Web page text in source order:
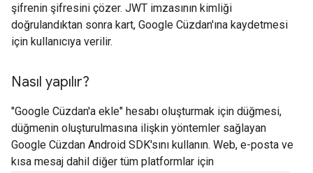
şifrenin şifresini çözer. JWT imzasının kimliği
doğrulandıktan sonra kart, Google Cüzdan'ına kaydetmesi
için kullanıcıya verilir.
Nasıl yapılır?
"Google Cüzdan'a ekle" hesabı oluşturmak için düğmesi,
düğmenin oluşturulmasına ilişkin yöntemler sağlayan
Google Cüzdan Android SDK'sını kullanın. Web, e-posta ve
kısa mesaj dahil diğer tüm platformlar için